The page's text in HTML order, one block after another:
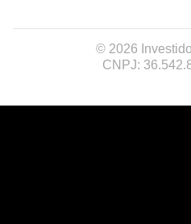
© 2026
CNPJ: